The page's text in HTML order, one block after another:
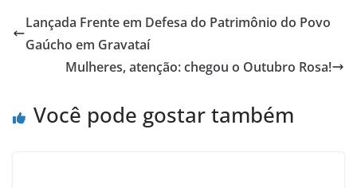
e
b
o
k
s
A
p
er e
Lançada Frente em Defesa do Patrimônio do Povo
Gaúcho em Gravataí
Mulheres, atenção: chegou o Outubro Rosa!
Você pode gostar também